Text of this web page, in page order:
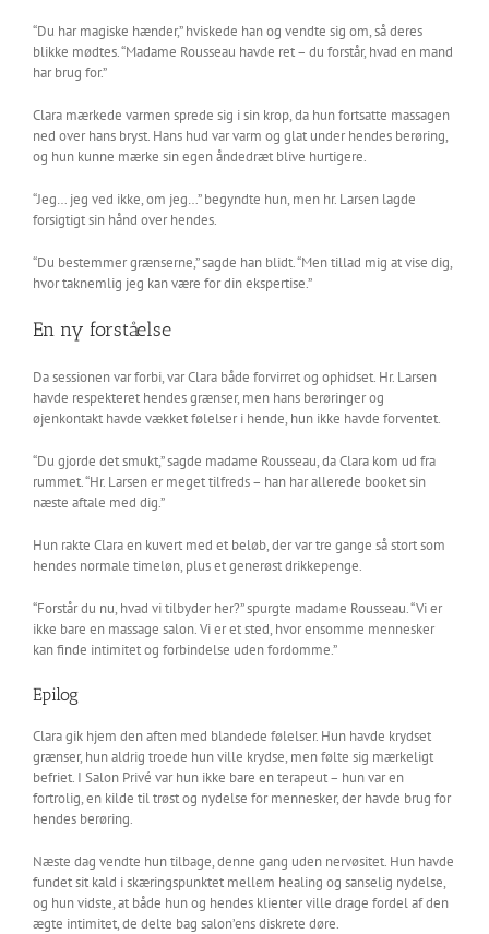
“Du har magiske hænder,” hviskede han og vendte sig om, så deres
blikke mødtes. “Madame Rousseau havde ret – du forstår, hvad en mand
har brug for.”
Clara mærkede varmen sprede sig i sin krop, da hun fortsatte massagen
ned over hans bryst. Hans hud var varm og glat under hendes berøring,
og hun kunne mærke sin egen åndedræt blive hurtigere.
“Jeg… jeg ved ikke, om jeg…” begyndte hun, men hr. Larsen lagde
forsigtigt sin hånd over hendes.
“Du bestemmer grænserne,” sagde han blidt. “Men tillad mig at vise dig,
hvor taknemlig jeg kan være for din ekspertise.”
En ny forståelse
Da sessionen var forbi, var Clara både forvirret og ophidset. Hr. Larsen
havde respekteret hendes grænser, men hans berøringer og
øjenkontakt havde vækket følelser i hende, hun ikke havde forventet.
“Du gjorde det smukt,” sagde madame Rousseau, da Clara kom ud fra
rummet. “Hr. Larsen er meget tilfreds – han har allerede booket sin
næste aftale med dig.”
Hun rakte Clara en kuvert med et beløb, der var tre gange så stort som
hendes normale timeløn, plus et generøst drikkepenge.
“Forstår du nu, hvad vi tilbyder her?” spurgte madame Rousseau. “Vi er
ikke bare en massage salon. Vi er et sted, hvor ensomme mennesker
kan finde intimitet og forbindelse uden fordomme.”
Epilog
Clara gik hjem den aften med blandede følelser. Hun havde krydset
grænser, hun aldrig troede hun ville krydse, men følte sig mærkeligt
befriet. I Salon Privé var hun ikke bare en terapeut – hun var en
fortrolig, en kilde til trøst og nydelse for mennesker, der havde brug for
hendes berøring.
Næste dag vendte hun tilbage, denne gang uden nervøsitet. Hun havde
fundet sit kald i skæringspunktet mellem healing og sanselig nydelse,
og hun vidste, at både hun og hendes klienter ville drage fordel af den
ægte intimitet, de delte bag salon’ens diskrete døre.